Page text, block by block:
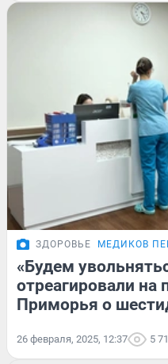
ЗДОРОВЬЕ МЕДИКОВ
«Будем
отреагировали на
Приморья о
26 февраля, 2025, 12:37 5